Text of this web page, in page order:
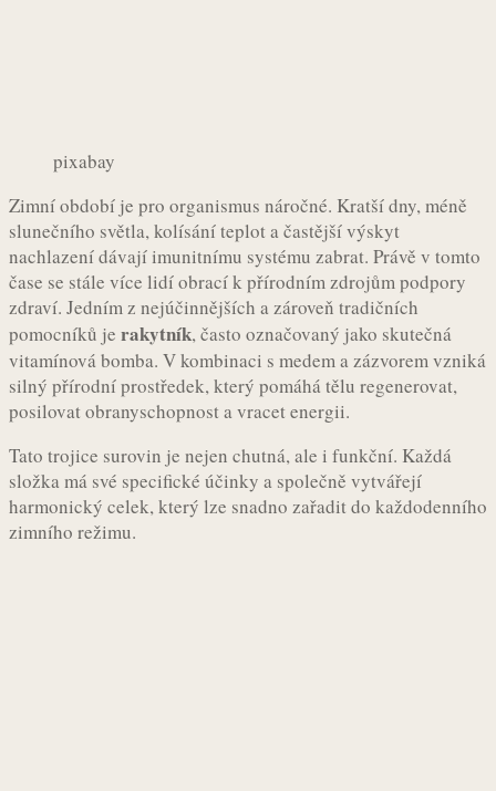
pixabay
Zimní období je pro organismus náročné. Kratší dny, méně
slunečního světla, kolísání teplot a častější výskyt
nachlazení dávají imunitnímu systému zabrat. Právě v tomto
čase se stále více lidí obrací k přírodním zdrojům podpory
zdraví. Jedním z nejúčinnějších a zároveň tradičních
pomocníků je rakytník, často označovaný jako skutečná
vitamínová bomba. V kombinaci s medem a zázvorem vzniká
silný přírodní prostředek, který pomáhá tělu regenerovat,
posilovat obranyschopnost a vracet energii.
Tato trojice surovin je nejen chutná, ale i funkční. Každá
složka má své specifické účinky a společně vytvářejí
harmonický celek, který lze snadno zařadit do každodenního
zimního režimu.